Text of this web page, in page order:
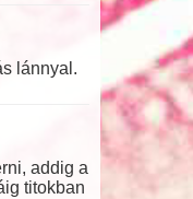
lánnyal.
addig a
titokban